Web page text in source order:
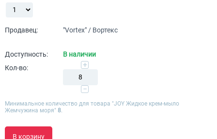
Продавец: "Vortex" / Вортекс
Доступность:
В наличии
Кол-во:
+
−
Минимальное количество для товара "JOY Жидкое крем-мыло
Жемчужина моря" 8
В корзину